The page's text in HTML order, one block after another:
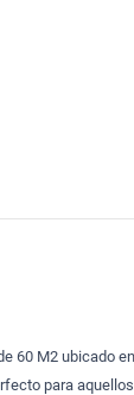
60 M2 ubicado
para